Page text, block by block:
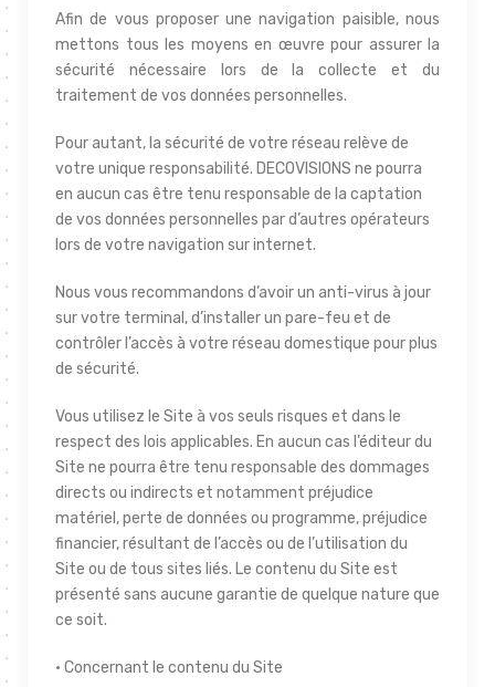
Afin de vous proposer une navigation paisible, nous
mettons tous les moyens en œuvre pour assurer la
sécurité nécessaire lors de la collecte et du
traitement de vos données personnelles.
Pour autant, la sécurité de votre réseau relève de
votre unique responsabilité. DECOVISIONS ne pourra
en aucun cas être tenu responsable de la captation
de vos données personnelles par d’autres opérateurs
lors de votre navigation sur internet.
Nous vous recommandons d’avoir un anti-virus à jour
sur votre terminal, d’installer un pare-feu et de
contrôler l’accès à votre réseau domestique pour plus
de sécurité.
Vous utilisez le Site à vos seuls risques et dans le
respect des lois applicables. En aucun cas l’éditeur du
Site ne pourra être tenu responsable des dommages
directs ou indirects et notamment préjudice
matériel, perte de données ou programme, préjudice
financier, résultant de l’accès ou de l’utilisation du
Site ou de tous sites liés. Le contenu du Site est
présenté sans aucune garantie de quelque nature que
ce soit.
• Concernant le contenu du Site